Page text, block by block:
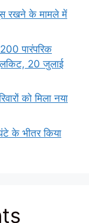
रखने के मामले में
पारंपरिक
20 जुलाई
को मिला नया
के भीतर किया